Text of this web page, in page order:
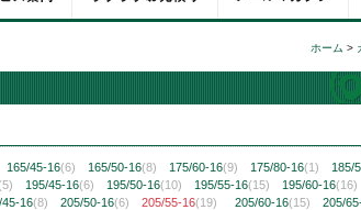
ホーム >
165/45-16(6) 165/50-16(8) 175/60-16(9) 175/80-16(1)
185/5
(5) 195/45-16(6) 195/50-16(10) 195/55-16(15) 195/60-16(16)
45-16(8) 205/50-16(6) 205/55-16(19) 205/60-16(15)
205/